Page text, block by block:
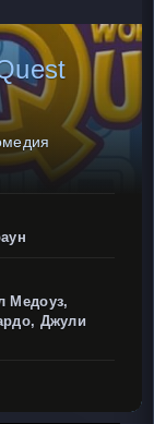
Медоуз,
Джули